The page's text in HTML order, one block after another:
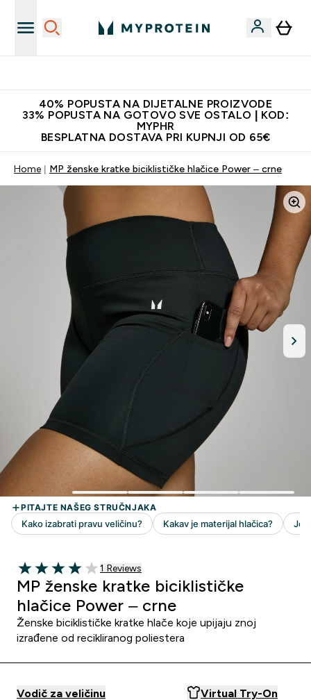
40% POPUSTA NA DIJETALNE PROIZVODE
33% POPUSTA NA GOTOVO SVE OSTALO | KOD:
MYPHR
BESPLATNA DOSTAVA PRI KUPNJI OD 65€
Home MP ženske kratke biciklističke hlačice Power – crne
4 out of 5 stars
1 customer reviews
1 Reviews
MP ženske kratke biciklističke
hlačice Power – crne
Ženske biciklističke kratke hlače koje upijaju znoj
izrađene od recikliranog poliestera
Vodič za veličinu Virtual Try-On